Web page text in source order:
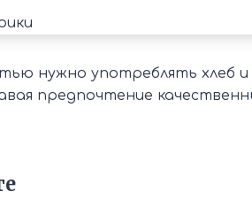
нужно употреблять хлеб и
предпочтение